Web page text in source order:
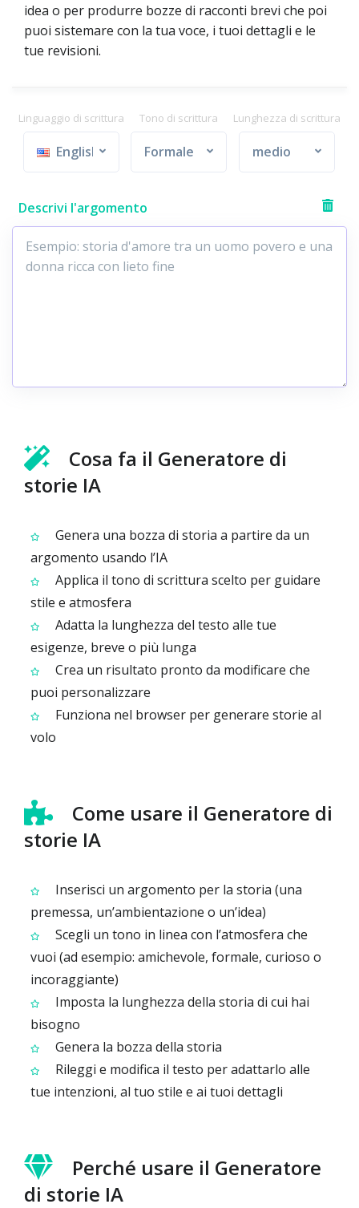
idea o per produrre bozze di racconti brevi che poi
puoi sistemare con la tua voce, i tuoi dettagli e le
tue revisioni.
Linguaggio di scrittura
English
Tono di scrittura
Formale
Lunghezza di scrittura
medio
Descrivi l'argomento
Cosa fa il Generatore di
storie IA
Genera una bozza di storia a partire da un
argomento usando l’IA
Applica il tono di scrittura scelto per guidare
stile e atmosfera
Adatta la lunghezza del testo alle tue
esigenze, breve o più lunga
Crea un risultato pronto da modificare che
puoi personalizzare
Funziona nel browser per generare storie al
volo
Come usare il Generatore di
storie IA
Inserisci un argomento per la storia (una
premessa, un’ambientazione o un’idea)
Scegli un tono in linea con l’atmosfera che
vuoi (ad esempio: amichevole, formale, curioso o
incoraggiante)
Imposta la lunghezza della storia di cui hai
bisogno
Genera la bozza della storia
Rileggi e modifica il testo per adattarlo alle
tue intenzioni, al tuo stile e ai tuoi dettagli
Perché usare il Generatore
di storie IA